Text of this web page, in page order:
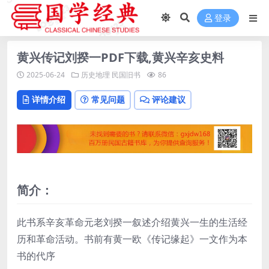
登录
黄兴传记刘揆一PDF下载,黄兴辛亥史料
2025-06-24 历史地理 民国旧书 86
详情介绍 常见问题 评论建议
简介：
此书系辛亥革命元老刘揆一叙述介绍黄兴一生的生活经
历和革命活动。书前有黄一欧《传记缘起》一文作为本
书的代序